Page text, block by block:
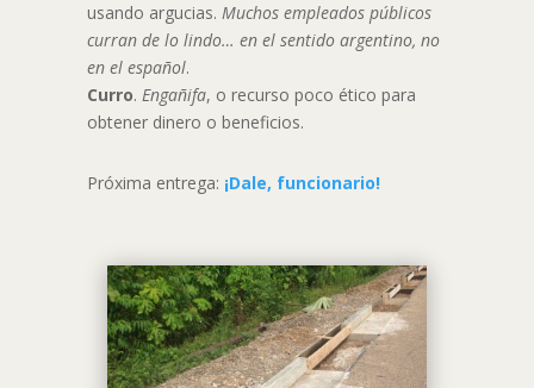
usando argucias. Muchos empleados públicos
curran de lo lindo… en el sentido argentino, no
en el español.
Curro. Engañifa, o recurso poco ético para
obtener dinero o beneficios.
Próxima entrega: ¡Dale, funcionario!